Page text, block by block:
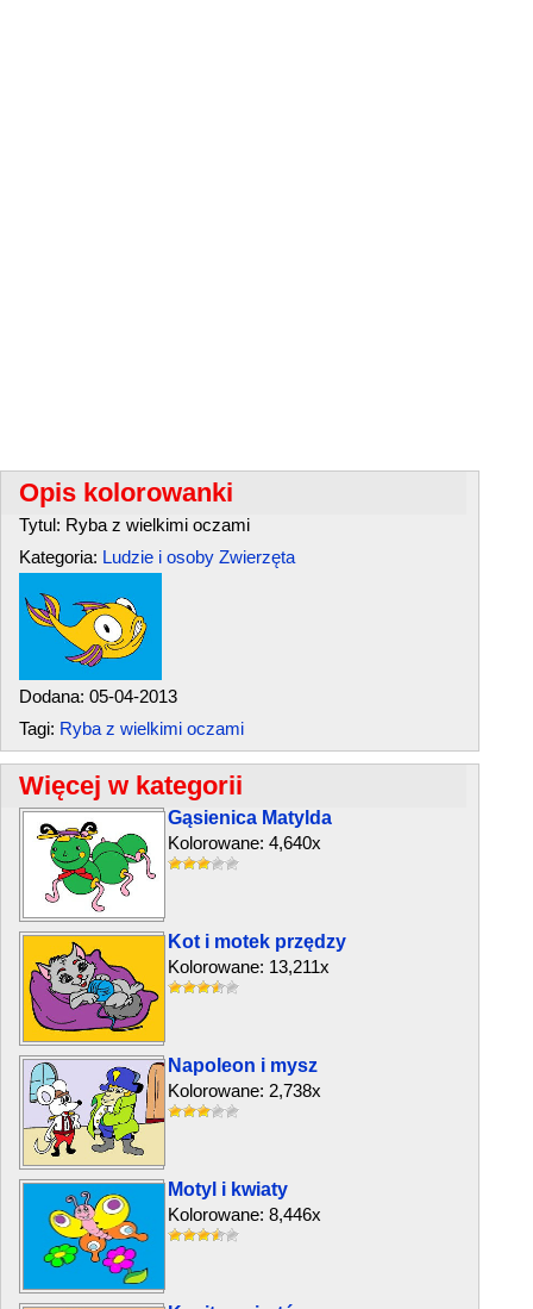
Opis kolorowanki
Tytul: Ryba z wielkimi oczami
Kategoria: Ludzie i osoby Zwierzęta
Dodana: 05-04-2013
Tagi: Ryba z wielkimi oczami
Więcej w kategorii
Gąsienica Matylda
Kolorowane: 4,640x
Kot i motek przędzy
Kolorowane: 13,211x
Napoleon i mysz
Kolorowane: 2,738x
Motyl i kwiaty
Kolorowane: 8,446x